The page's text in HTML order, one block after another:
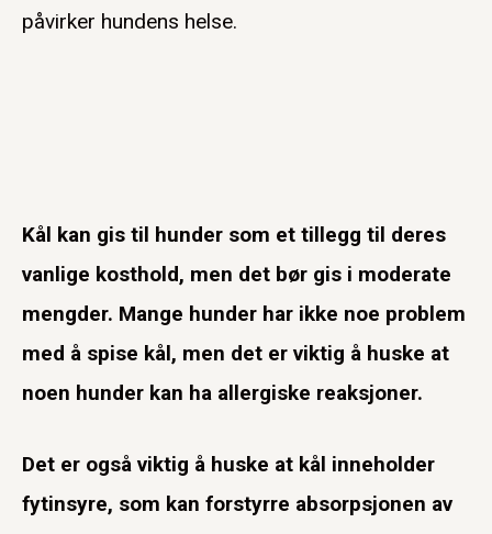
påvirker hundens helse.
Kål kan gis til hunder som et tillegg til deres
vanlige kosthold, men det bør gis i moderate
mengder. Mange hunder har ikke noe problem
med å spise kål, men det er viktig å huske at
noen hunder kan ha allergiske reaksjoner.
Det er også viktig å huske at kål inneholder
fytinsyre, som kan forstyrre absorpsjonen av